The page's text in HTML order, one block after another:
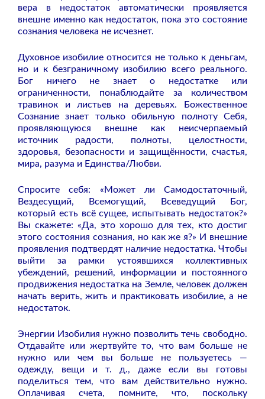
вера в недостаток автоматически проявляется
внешне именно как недостаток, пока это состояние
сознания человека не исчезнет.
Духовное изобилие относится не только к деньгам,
но и к безграничному изобилию всего реального.
Бог ничего не знает о недостатке или
ограниченности, понаблюдайте за количеством
травинок и листьев на деревьях. Божественное
Сознание знает только обильную полноту Себя,
проявляющуюся внешне как неисчерпаемый
источник радости, полноты, целостности,
здоровья, безопасности и защищённости, счастья,
мира, разума и Единства/Любви.
Спросите себя: «Может ли Самодостаточный,
Вездесущий, Всемогущий, Всеведущий Бог,
который есть всё сущее, испытывать недостаток?»
Вы скажете: «Да, это хорошо для тех, кто достиг
этого состояния сознания, но как же я?» И внешние
проявления подтвердят наличие недостатка. Чтобы
выйти за рамки устоявшихся коллективных
убеждений, решений, информации и постоянного
продвижения недостатка на Земле, человек должен
начать верить, жить и практиковать изобилие, а не
недостаток.
Энергии Изобилия нужно позволить течь свободно.
Отдавайте или жертвуйте то, что вам больше не
нужно или чем вы больше не пользуетесь —
одежду, вещи и т. д., даже если вы готовы
поделиться тем, что вам действительно нужно.
Оплачивая счета, помните, что, поскольку